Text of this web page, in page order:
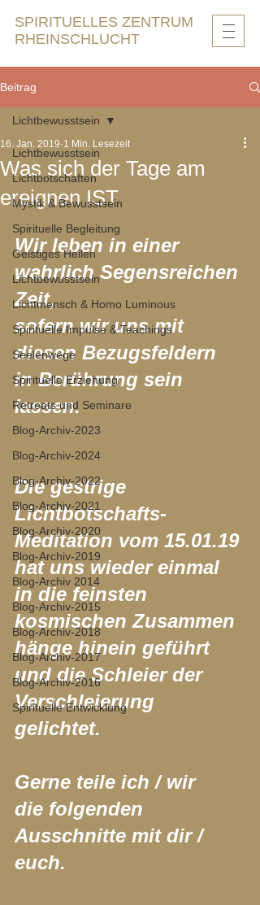
SPIRITUELLES ZENTRUM
RHEINSCHLUCHT
Beitrag
Lichtbewusstsein
Lichtbotschaften
Mystik & Bewusstsein
Spirituelle Begleitung
Geistiges Heilen
Lichtbewusstsein
Lichtmensch & Homo Luminous
Spirituelle Impulse & Teachings
Seelenwege
Spirituelle Erziehung
Retreats und Seminare
Blog-Archiv-2023
Blog-Archiv-2024
Blog-Archiv-2022
Blog-Archiv-2021
Blog-Archiv-2020
Blog-Archiv-2019
Blog-Archiv 2014
Blog-Archiv-2015
Blog-Archiv-2018
Blog-Archiv-2017
Blog-Archiv-2016
Spirituelle Entwicklung
Lichtbewusstsein
Was sich der Tage am
ereignen IST
16. Jan. 2019 1 Min. Lesezeit
Wir leben in einer
wahrlich Segensreichen
Zeit,
sofern wir uns mit
diesen Bezugsfeldern
in Berührung sein
lassen.
Die gestrige
Lichtbotschafts-
Meditation vom 15.01.19
hat uns wieder einmal
in die feinsten
kosmischen Zusammen
hänge hinein geführt
und die Schleier der
Verschleierung
gelichtet.
Gerne teile ich / wir
die folgenden
Ausschnitte mit dir /
euch.